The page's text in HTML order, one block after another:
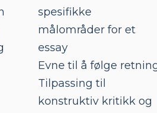
spesifikke
målområder for et
essay
Evne til å følge
Tilpassing til
konstruktiv kritikk og